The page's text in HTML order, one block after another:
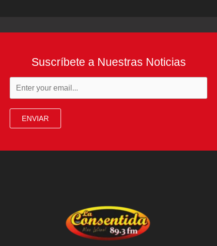
Suscríbete a Nuestras Noticias
ENVIAR